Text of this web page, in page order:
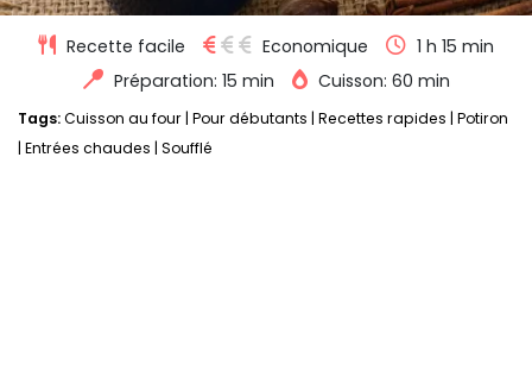
Recette facile Economique
1 h 15 min
Préparation: 15 min
Cuisson: 60 min
Tags:Cuisson au four Pour débutants Recettes rapides Potiron
Entrées chaudes Soufflé